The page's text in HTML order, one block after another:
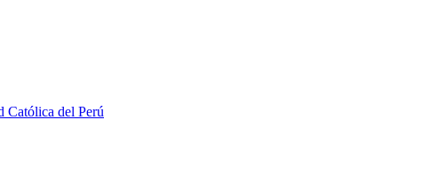
Católica del Perú